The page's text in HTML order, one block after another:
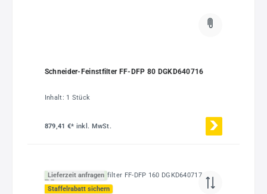
Schneider-Feinstfilter FF-DFP 80 DGKD640716
Inhalt: 1 Stück
879,41 €* inkl. MwSt.
Lieferzeit anfragen
Staffelrabatt sichern